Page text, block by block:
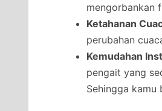
mengorbankan
Ketahanan
perubahan
Kemudahan
pengait yang
Sehingga kamu